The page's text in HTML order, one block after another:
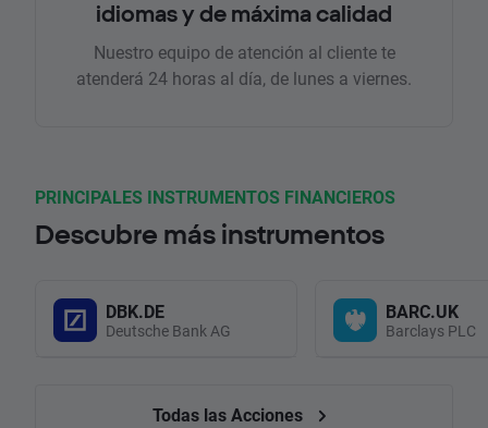
idiomas y de máxima calidad
Nuestro equipo de atención al cliente te
atenderá 24 horas al día, de lunes a viernes.
PRINCIPALES INSTRUMENTOS FINANCIEROS
Descubre más instrumentos
DBK.DE
Deutsche Bank AG
BARC.UK
Barclays PLC
Todas las Acciones